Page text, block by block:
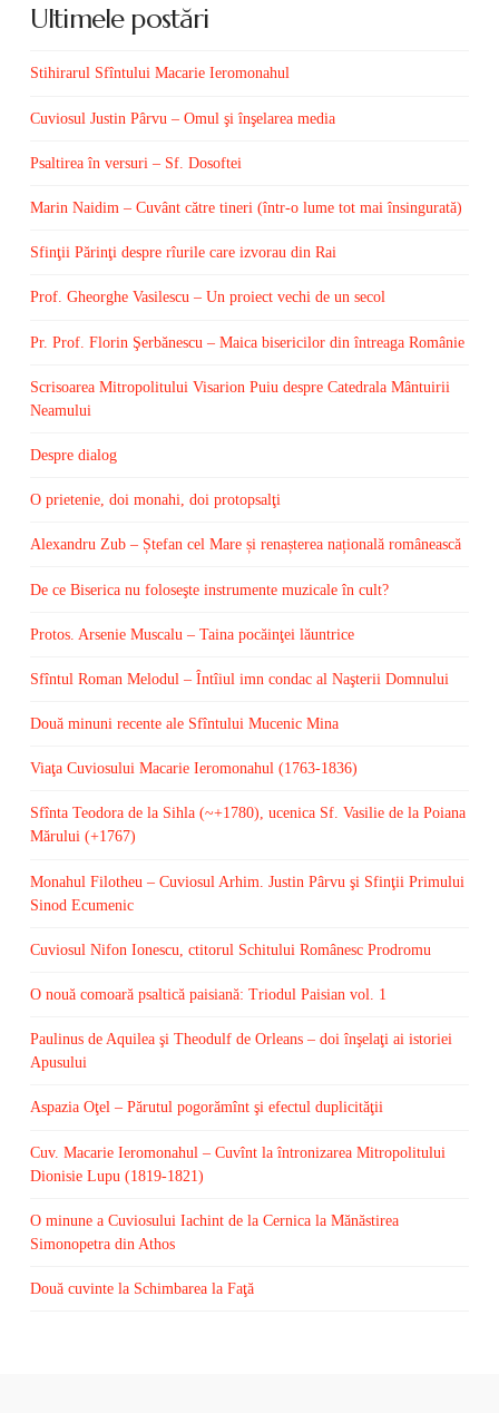
Ultimele postări
Stihirarul Sfîntului Macarie Ieromonahul
Cuviosul Justin Pârvu – Omul şi înşelarea media
Psaltirea în versuri – Sf. Dosoftei
Marin Naidim – Cuvânt către tineri (într-o lume tot mai însingurată)
Sfinţii Părinţi despre rîurile care izvorau din Rai
Prof. Gheorghe Vasilescu – Un proiect vechi de un secol
Pr. Prof. Florin Şerbănescu – Maica bisericilor din întreaga Românie
Scrisoarea Mitropolitului Visarion Puiu despre Catedrala Mântuirii
Neamului
Despre dialog
O prietenie, doi monahi, doi protopsalţi
Alexandru Zub – Ștefan cel Mare și renașterea națională românească
De ce Biserica nu foloseşte instrumente muzicale în cult?
Protos. Arsenie Muscalu – Taina pocăinţei lăuntrice
Sfîntul Roman Melodul – Întîiul imn condac al Naşterii Domnului
Două minuni recente ale Sfîntului Mucenic Mina
Viaţa Cuviosului Macarie Ieromonahul (1763-1836)
Sfînta Teodora de la Sihla (~+1780), ucenica Sf. Vasilie de la Poiana
Mărului (+1767)
Monahul Filotheu – Cuviosul Arhim. Justin Pârvu şi Sfinţii Primului
Sinod Ecumenic
Cuviosul Nifon Ionescu, ctitorul Schitului Românesc Prodromu
O nouă comoară psaltică paisiană: Triodul Paisian vol. 1
Paulinus de Aquilea şi Theodulf de Orleans – doi înşelaţi ai istoriei
Apusului
Aspazia Oţel – Părutul pogorămînt şi efectul duplicităţii
Cuv. Macarie Ieromonahul – Cuvînt la întronizarea Mitropolitului
Dionisie Lupu (1819-1821)
O minune a Cuviosului Iachint de la Cernica la Mănăstirea
Simonopetra din Athos
Două cuvinte la Schimbarea la Faţă